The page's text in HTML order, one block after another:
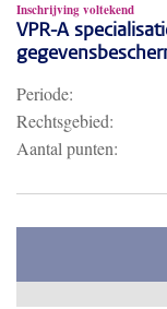
Inschrijving voltekend
VPR-A
Periode:
Rechtsgebied:
Aantal punten: